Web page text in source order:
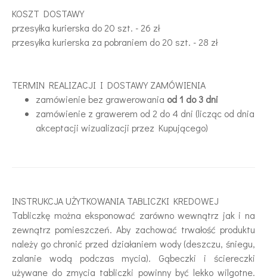
KOSZT DOSTAWY
przesyłka kurierska do 20 szt. - 26 zł
przesyłka kurierska za pobraniem do 20 szt. - 28 zł
TERMIN REALIZACJI I DOSTAWY ZAMÓWIENIA
zamówienie bez grawerowania od 1 do 3 dni
zamówienie z grawerem od 2 do 4 dni (licząc od dnia
akceptacji wizualizacji przez Kupującego)
INSTRUKCJA UŻYTKOWANIA TABLICZKI KREDOWEJ
Tabliczkę można eksponować zarówno wewnątrz jak i na
zewnątrz pomieszczeń. Aby zachować trwałość produktu
należy go chronić przed działaniem wody (deszczu, śniegu,
zalanie wodą podczas mycia). Gąbeczki i ściereczki
używane do zmycia tabliczki powinny być lekko wilgotne.